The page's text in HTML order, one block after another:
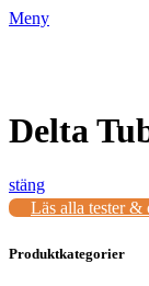
Meny
Delta
stäng
Läs alla tester &
Produktkategorier